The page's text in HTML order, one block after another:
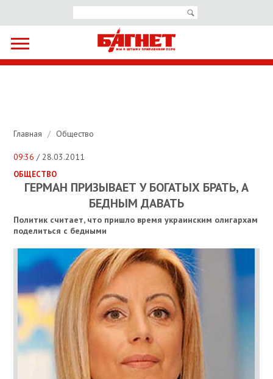
Главная / Общество
09:36 / 28.03.2011
ОБЩЕСТВО
ГЕРМАН ПРИЗЫВАЕТ У БОГАТЫХ БРАТЬ, А
БЕДНЫМ ДАВАТЬ
Политик считает, что пришло время украинским олигархам
поделиться с бедными